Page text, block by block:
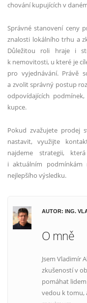
chování kupujících v
Správné stanovení ceny
znalosti lokálního trhu a
Důležitou roli hraje i
k nemovitosti, u které je
pro vyjednávání. Právě
a zvolit správný postup
odpovídajících
kupce.
Pokud zvažujete prodej
nastavit, využijte
najdeme strategii,
i aktuálním
nejlepšího výsledku.
AUTOR: ING.
O mně
Jsem Vladimír
zkušeností v
pomáhat
vedou k tomu,